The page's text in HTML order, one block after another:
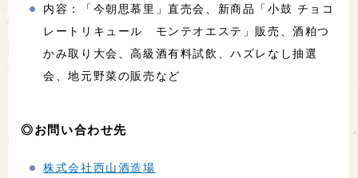
内容：「今朝思慕里」直売会、新商品「小鼓 チョコ
レートリキュール モンテオエステ」販売、酒粕つ
かみ取り大会、高級酒有料試飲、ハズレなし抽選
会、地元野菜の販売など
◎お問い合わせ先
株式会社西山酒造場